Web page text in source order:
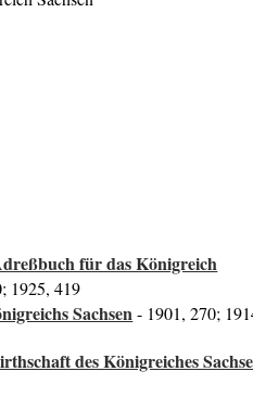
für das Königreich
1925, 419
Sachsen- 1901, 270;
des Königreiches